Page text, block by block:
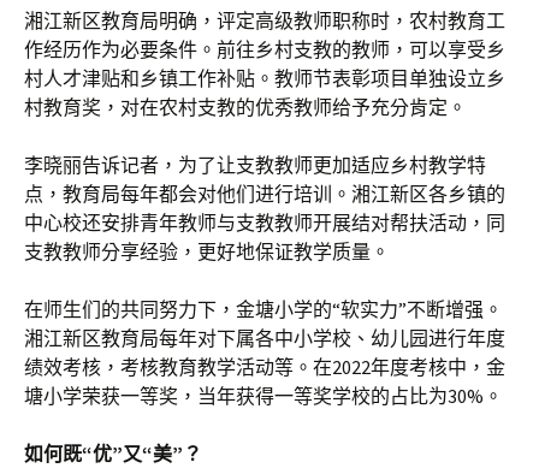
湘江新区教育局明确，评定高级教师职称时，农村教育工
作经历作为必要条件。前往乡村支教的教师，可以享受乡
村人才津贴和乡镇工作补贴。教师节表彰项目单独设立乡
村教育奖，对在农村支教的优秀教师给予充分肯定。
李晓丽告诉记者，为了让支教教师更加适应乡村教学特
点，教育局每年都会对他们进行培训。湘江新区各乡镇的
中心校还安排青年教师与支教教师开展结对帮扶活动，同
支教教师分享经验，更好地保证教学质量。
在师生们的共同努力下，金塘小学的“软实力”不断增强。
湘江新区教育局每年对下属各中小学校、幼儿园进行年度
绩效考核，考核教育教学活动等。在2022年度考核中，金
塘小学荣获一等奖，当年获得一等奖学校的占比为30%。
如何既“优”又“美”？